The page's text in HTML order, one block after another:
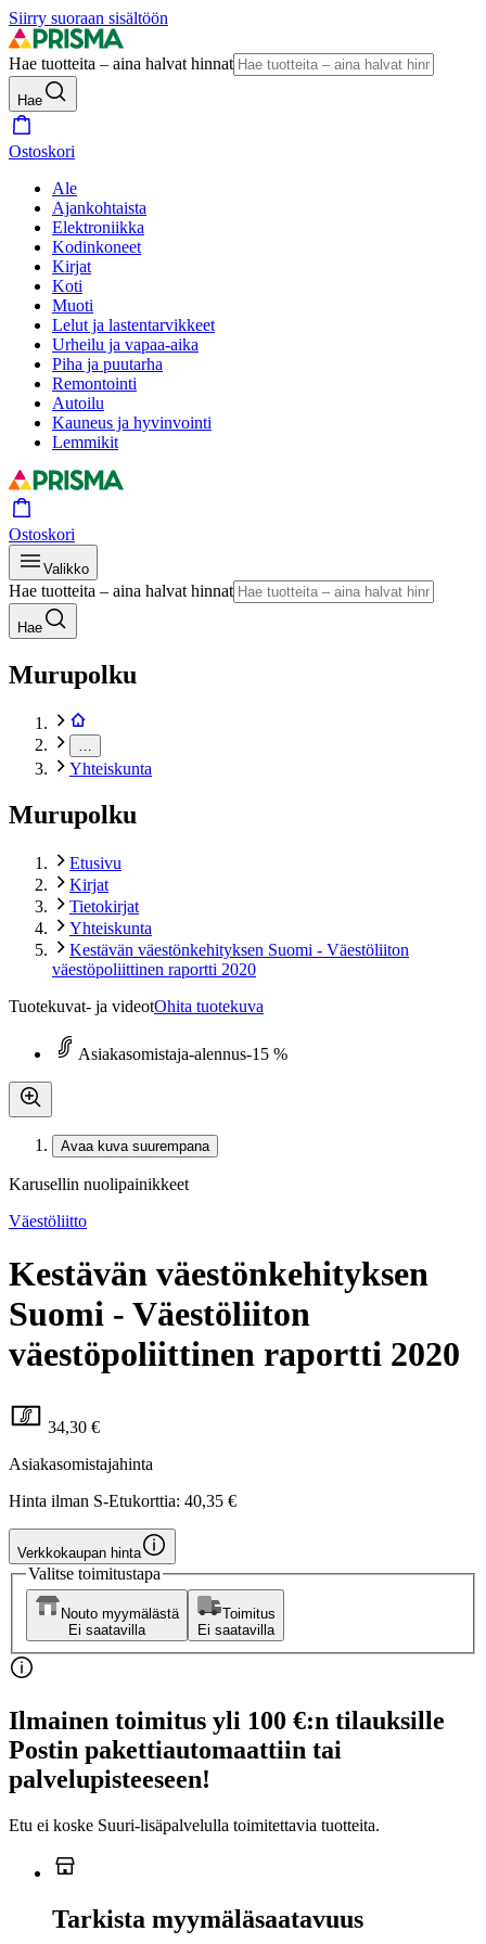
Siirry suoraan sisältöön
Hae tuotteita – aina halvat hinnat
Hae
Ostoskori
Ale
Ajankohtaista
Elektroniikka
Kodinkoneet
Kirjat
Koti
Muoti
Lelut ja lastentarvikkeet
Urheilu ja vapaa-aika
Piha ja puutarha
Remontointi
Autoilu
Kauneus ja hyvinvointi
Lemmikit
Ostoskori
Valikko
Hae tuotteita – aina halvat hinnat
Hae
Murupolku
Yhteiskunta
Murupolku
Etusivu
Kirjat
Tietokirjat
Yhteiskunta
Kestävän väestönkehityksen Suomi - Väestöliiton
väestöpoliittinen raportti 2020
Tuotekuvat- ja videotOhita tuotekuva
Asiakasomistaja-alennus-15 %
Avaa kuva suurempana
Karusellin nuolipainikkeet
Väestöliitto
Kestävän väestönkehityksen
Suomi - Väestöliiton
väestöpoliittinen raportti 2020
34,30 €
Asiakasomistajahinta
Hinta ilman S-Etukorttia: 40,35 €
Verkkokaupan hinta
Valitse toimitustapa
Nouto myymälästä
Ei saatavilla
Toimitus
Ei saatavilla
Ilmainen toimitus yli 100 €:n tilauksille
Postin pakettiautomaattiin tai
palvelupisteeseen!
Etu ei koske Suuri‑lisäpalvelulla toimitettavia tuotteita.
Tarkista myymäläsaatavuus